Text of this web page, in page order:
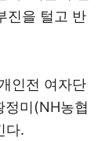
진을 털고 반
인전 여자단
정미(NH농협
다.